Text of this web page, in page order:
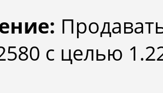
с целью